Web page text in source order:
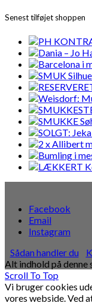
Senest tilføjet shoppen
Facebook
Email
Instagram
Sådan handler du
Alt indhold på denne
Scroll To Top
Vi bruger cookies
vores webside. Ved